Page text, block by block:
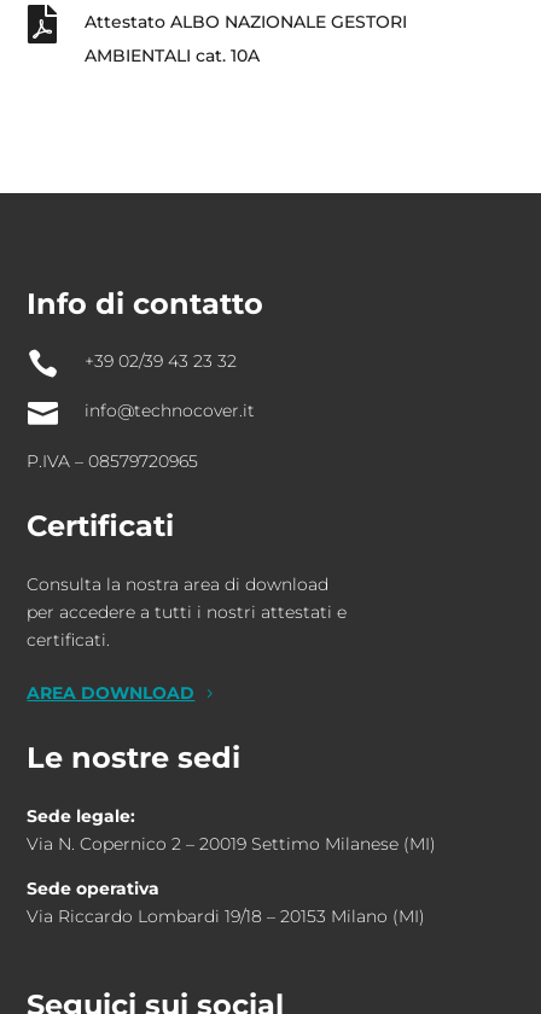

Attestato ALBO NAZIONALE GESTORI
AMBIENTALI cat. 10A
Info di contatto
 +39 02/39 43 23 32
 info@technocover.it
P.IVA – 08579720965
Certificati
Consulta la nostra area di download
per accedere a tutti i nostri attestati e
certificati.
AREA DOWNLOAD
Le nostre sedi
Sede legale:
Via N. Copernico 2 – 20019 Settimo Milanese (MI)
Sede operativa
Via Riccardo Lombardi 19/18 – 20153 Milano (MI)
Seguici sui social